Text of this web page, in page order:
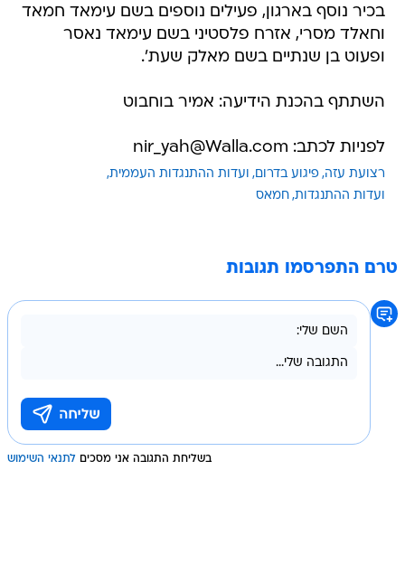
בכיר נוסף בארגון, פעילים נוספים בשם עימאד חמאד
וחאלד מסרי, אזרח פלסטיני בשם עימאד נאסר
ופעוט בן שנתיים בשם מאלק שעת'.
השתתף בהכנת הידיעה: אמיר בוחבוט
לפניות לכתב: nir_yah@Walla.com
רצועת עזה פיגוע בדרום
ועדות ההתנגדות העממית
ועדות ההתנגדות חמאס
טרם התפרסמו תגובות
בשליחת התגובה אני מסכים לתנאי השימוש